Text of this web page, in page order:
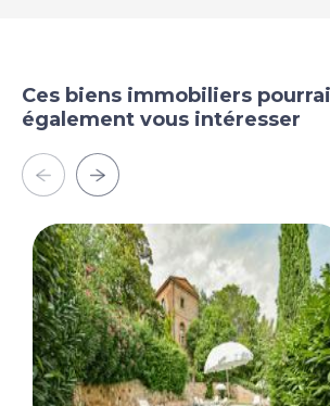
Ces biens immobiliers
également vous intéresser